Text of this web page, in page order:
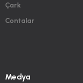
Çark
Contalar
Medya